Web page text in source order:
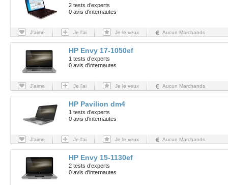
2 tests d’experts
0 avis d'internautes
J'aime Je l'ai Je le veux Aucun Marchands
HP Envy 17-1050ef
1 tests d’experts
0 avis d'internautes
J'aime Je l'ai Je le veux Aucun Marchands
HP Pavilion dm4
1 tests d’experts
0 avis d'internautes
J'aime Je l'ai Je le veux Aucun Marchands
HP Envy 15-1130ef
2 tests d’experts
0 avis d'internautes